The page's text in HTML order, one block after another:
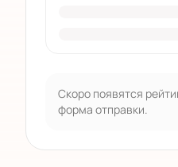
Скоро появятся
форма отправки.